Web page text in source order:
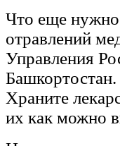
Что еще нужно
отравлений
Управления
Башкортостан.
Храните
их как можно